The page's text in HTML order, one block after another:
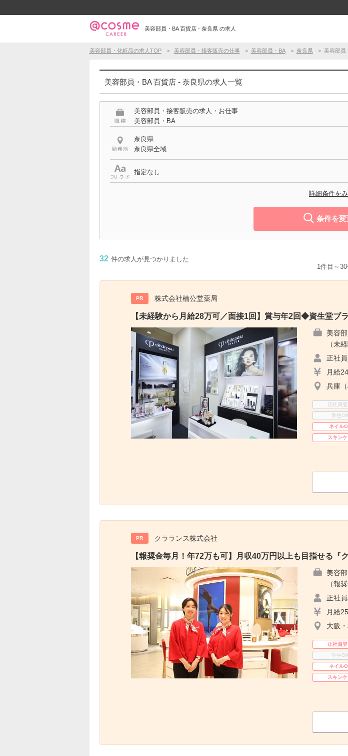
美容部員・BA 百貨店 - 奈良県 の求人
美容部員・化粧品の求人TOP 美容部員・接客販売の仕事 美容部員・BA 奈良県 美容部員
美容部員・BA 百貨店 - 奈良県の求人一覧
美容部員・接客販売の求人・お仕事
美容部員・BA
奈良県
奈良県全域
指定なし
詳細条件を
条件を変
32 件の求人が見つかりました
1件目～
PR 株式会社楠公堂薬局
【未経験から月給28万可／面接1回】賞与年2回◆資生堂ブ
美容
（未
正社員
月給
兵庫
正社員登
学生OK
ネイル
スキン
PR クラランス株式会社
【報奨金毎月！年72万も可】月収40万円以上も目指せる
美容
（報
正社
月給
大阪
正社員登
学生OK
ネイル
スキン